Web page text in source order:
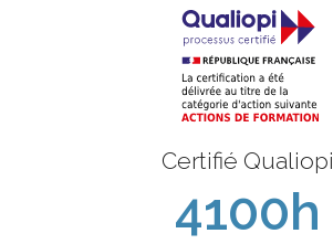
Certifié Qualiopi
4100h